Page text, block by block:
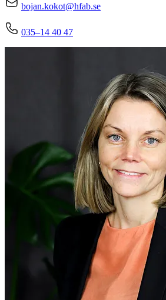
bojan.kokot@hfab.se
035–14 40 47